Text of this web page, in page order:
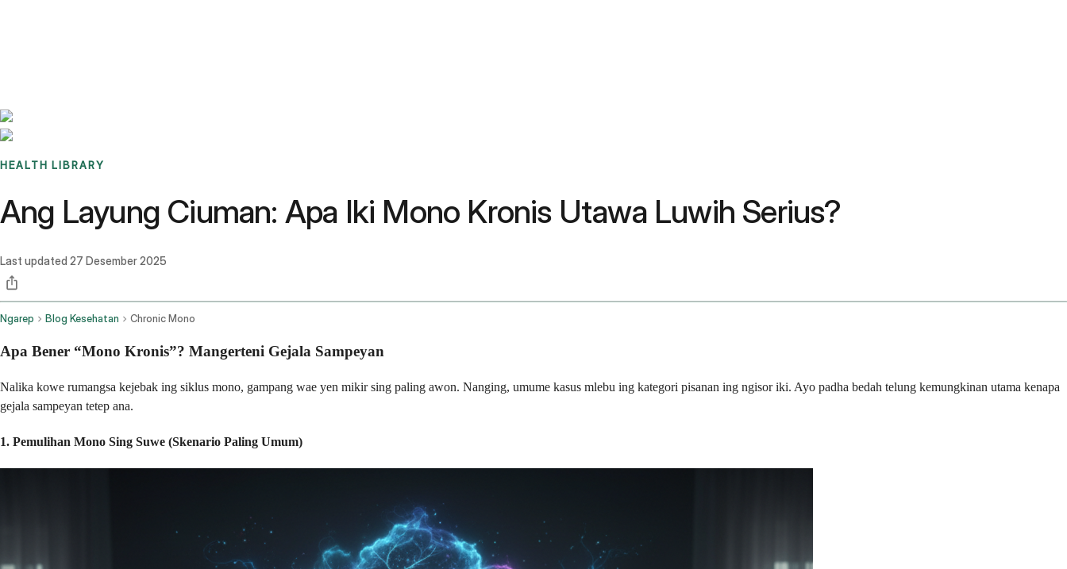
HEALTH LIBRARY
Ang Layung Ciuman: Apa Iki Mono Kronis Utawa Luwih Serius?
Last updated 27 Desember 2025
Ngarep Blog Kesehatan Chronic Mono
Apa Bener “Mono Kronis”? Mangerteni Gejala Sampeyan
Nalika kowe rumangsa kejebak ing siklus mono, gampang wae yen mikir sing paling awon. Nanging, umume kasus mlebu ing kategori pisanan ing ngisor iki. Ayo padha bedah telung kemungkinan utama kenapa
gejala sampeyan tetep ana.
1. Pemulihan Mono Sing Suwe (Skenario Paling Umum)